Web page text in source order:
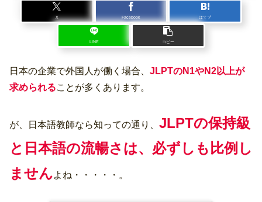
X Facebook はてブ
LINE コピー
日本の企業で外国人が働く場合、 JLPTのN1やN2以上が
求められることが多くあります。
が、日本語教師なら知っての通り、 JLPTの保持級
と日本語の流暢さは、必ずしも比例し
ませんよね・・・・・。